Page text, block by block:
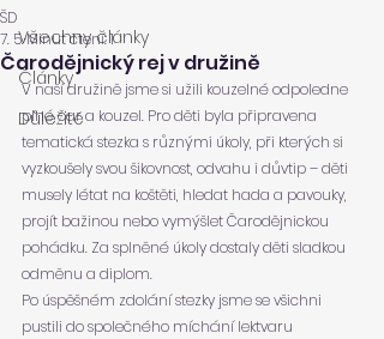
Všechny články
Články
Důležité
Čarodějnický rej v družině
ŠD
7. 5.Minut čtení: 1
V naší družině jsme si užili kouzelné odpoledne
plné čar a kouzel. Pro děti byla připravena
tematická stezka s různými úkoly, při kterých si
vyzkoušely svou šikovnost, odvahu i důvtip – děti
musely létat na koštěti, hledat hada a pavouky,
projít bažinou nebo vymýšlet Čarodějnickou
pohádku. Za splněné úkoly dostaly děti sladkou
odměnu a diplom.
Po úspěšném zdolání stezky jsme se všichni
pustili do společného míchání lektvaru